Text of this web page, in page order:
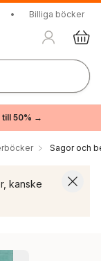
• Billiga böcker
till 50% →
Sagor och
kanske